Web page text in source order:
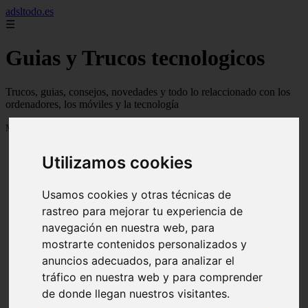
Utilizamos cookies
Usamos cookies y otras técnicas de
rastreo para mejorar tu experiencia de
navegación en nuestra web, para
mostrarte contenidos personalizados y
anuncios adecuados, para analizar el
tráfico en nuestra web y para comprender
de donde llegan nuestros visitantes.
adsltodo.es
☰
Guias y Trucos tecnologicos
Trucos, guias, consejos, novedades y todo lo relaccionado con los
ordenadores, los móviles y la tecnología
Mostrando 1 - 24 de 148 artículos
Newskill Kitsune Review 【Análisis en Español】